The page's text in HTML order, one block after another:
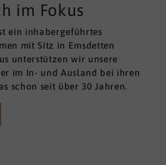
im Fokus
ein inhabergeführtes
mit Sitz in Emsdetten
unterstützen wir unsere
im In- und Ausland bei ihren
schon seit über 30 Jahren.